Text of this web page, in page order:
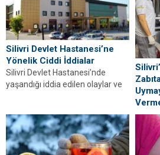
Silivri Devlet Hastanesi’ne
Yönelik Ciddi İddialar
Silivri Devlet Hastanesi’nde
yaşandığı iddia edilen olaylar ve